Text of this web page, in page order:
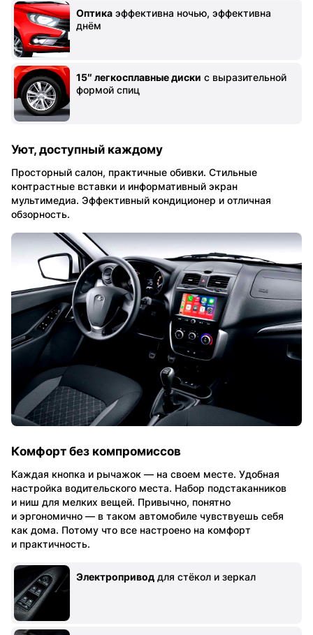
Оптика эффективна ночью, эффективна
днём
15″ легкосплавные диски с выразительной
формой спиц
Уют, доступный каждому
Просторный салон, практичные обивки. Стильные
контрастные вставки и информативный экран
мультимедиа. Эффективный кондиционер и отличная
обзорность.
Комфорт без компромиссов
Каждая кнопка и рычажок — на своем месте. Удобная
настройка водительского места. Набор подстаканников
и ниш для мелких вещей. Привычно, понятно
и эргономично — в таком автомобиле чувствуешь себя
как дома. Потому что все настроено на комфорт
и практичность.
Электропривод для стёкол и зеркал